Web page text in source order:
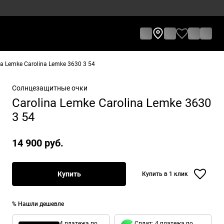
Lemke Carolina Lemke 3630 3 54
Солнцезащитные очки
Carolina Lemke Carolina Lemke 3630
3 54
14 900 руб.
Купить Купить в 1 клик
% Нашли дешевле